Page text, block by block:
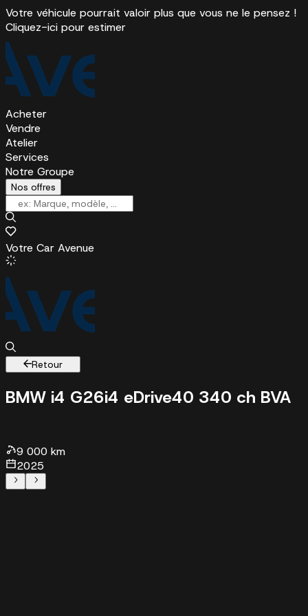
Votre véhicule pourrait valoir plus que vous ne le pensez !
Cliquez-ici pour estimer
Acheter
Vendre
Atelier
Services
Notre Groupe
Nos offres
Votre Car Avenue
Retour
BMW i4 G26i4 eDrive40 340 ch BVA
9 000 km
2025